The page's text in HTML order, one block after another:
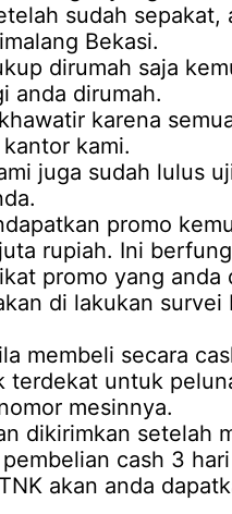
sudah
Bekasi.
dirumah saja
anda dirumah.
karena
kami.
juga sudah lulus
promo
rupiah. Ini
promo yang anda
di lakukan
membeli secara
terdekat untuk
mesinnya.
dikirimkan setelah
cash 3
akan anda